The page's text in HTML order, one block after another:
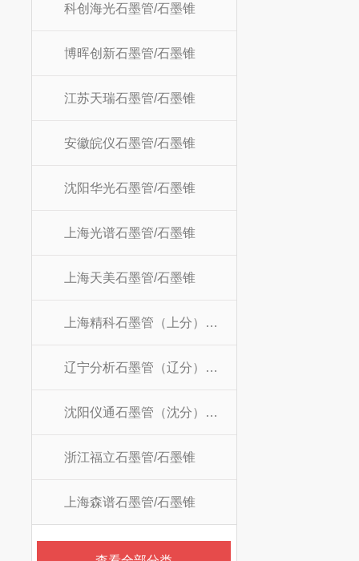
科创海光石墨管/石墨锥
博晖创新石墨管/石墨锥
江苏天瑞石墨管/石墨锥
安徽皖仪石墨管/石墨锥
沈阳华光石墨管/石墨锥
上海光谱石墨管/石墨锥
上海天美石墨管/石墨锥
上海精科石墨管（上分）/石墨锥
辽宁分析石墨管（辽分）/石墨锥
沈阳仪通石墨管（沈分）/石墨锥
浙江福立石墨管/石墨锥
上海森谱石墨管/石墨锥